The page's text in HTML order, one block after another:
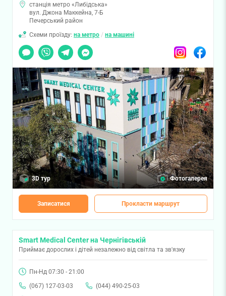
станція метро «Либідська»
вул. Джона Маккейна, 7-Б
Печерський район
Схеми проїзду: на метро / на машині
Чат
Viber TelegramMessenger InstagramFacebook
3D тур Фотогалерея
Записатися Прокласти маршрут
Smart Medical Center на Чернігівській
Приймає дорослих і дітей незалежно від світла та зв'язку
Пн-Нд 07:30 - 21:00
(067) 127-03-03
(044) 490-25-03